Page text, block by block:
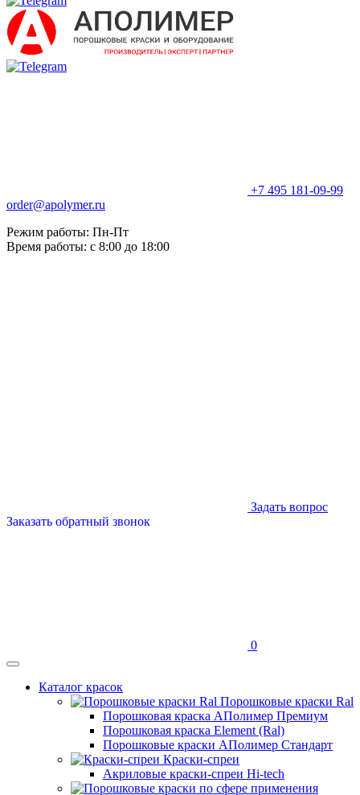
+7 495 181-09-99
order@apolymer.ru
Режим работы: Пн-Пт
Время работы: с 8:00 до 18:00
Задать вопрос
Заказать обратный звонок
0
Каталог красок
Порошковые краски Ral
Порошковая краска АПолимер Премиум
Порошковая краска Element (Ral)
Порошковые краски АПолимер Стандарт
Краски-спреи
Акриловые краски-спреи Hi-tech